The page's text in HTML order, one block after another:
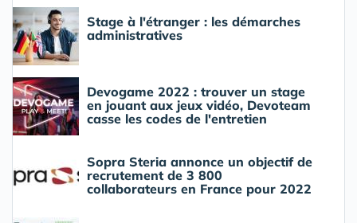
Stage à l'étranger : les démarches
administratives
Devogame 2022 : trouver un stage
en jouant aux jeux vidéo, Devoteam
casse les codes de l'entretien
Sopra Steria annonce un objectif de
recrutement de 3 800
collaborateurs en France pour 2022